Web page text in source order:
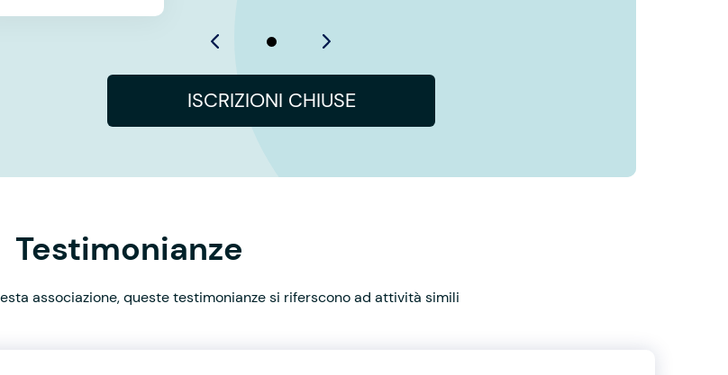
ISCRIZIONI CHIUSE
Testimonianze
associazione, queste testimonianze si riferscono ad attività simili